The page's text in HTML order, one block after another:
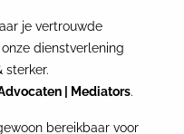
IN
je vertrouwde
dienstverlening
sterker.
| Mediators.
bereikbaar voor